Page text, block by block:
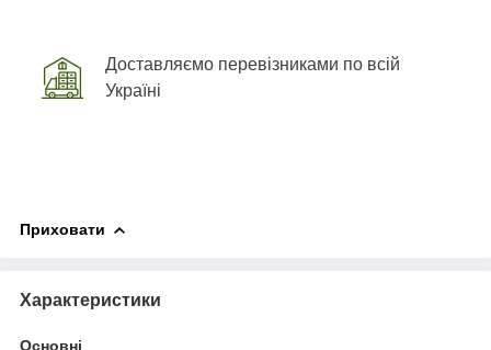
Доставляємо перевізниками по всій
Україні
Приховати
Характеристики
Основні